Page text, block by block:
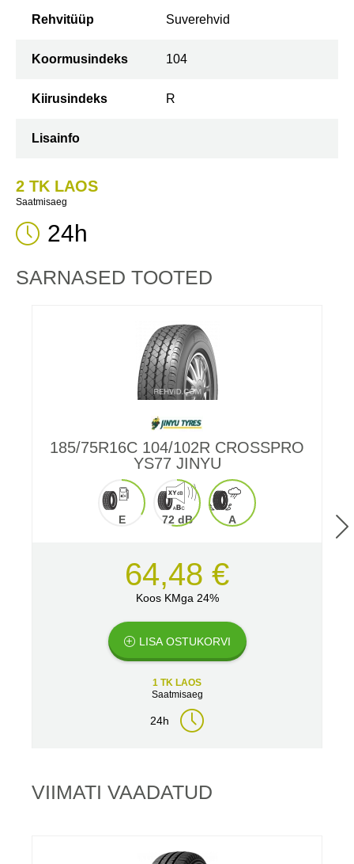
Rehvitüüp Suverehvid
Koormusindeks 104
Kiirusindeks R
Lisainfo
2 TK LAOS
Saatmisaeg
24h
SARNASED TOOTED
185/75R16C 104/102R CROSSPRO
YS77 JINYU
E 72 dB A
64,48 €
Koos KMga 24%
LISA OSTUKORVI
1 TK LAOS
Saatmisaeg
24h
VIIMATI VAADATUD